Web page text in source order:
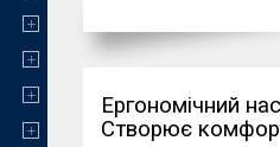
Ергономічний
Створює